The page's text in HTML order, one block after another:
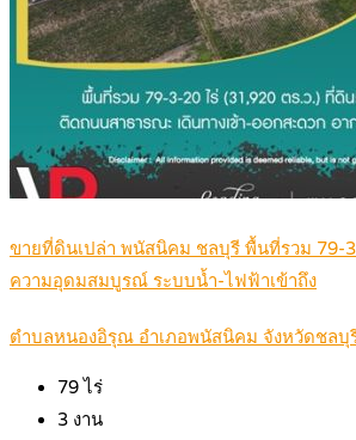
ขายที่ดินเปล่า พนัสนิคม ชลบุรี พื้นที่รวม 79-
ความอุดมสมบูรณ์ ระบบน้ำ-ไฟฟ้าเข้าถึง
ตำบลหนองอิรุณ อำเภอพนัสนิคม จังหวัดชลบุ
79ไร่
3 งาน